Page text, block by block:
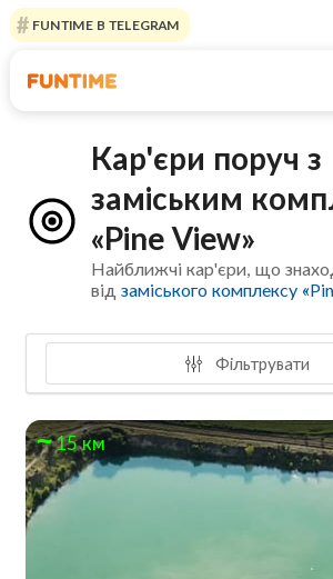
FUNTIME В TELEGRAM
Кар'єри поруч з
заміським
«Pine View»
Найближчі кар'єри, що
відзаміського комплексу
Фільтрувати
15 км